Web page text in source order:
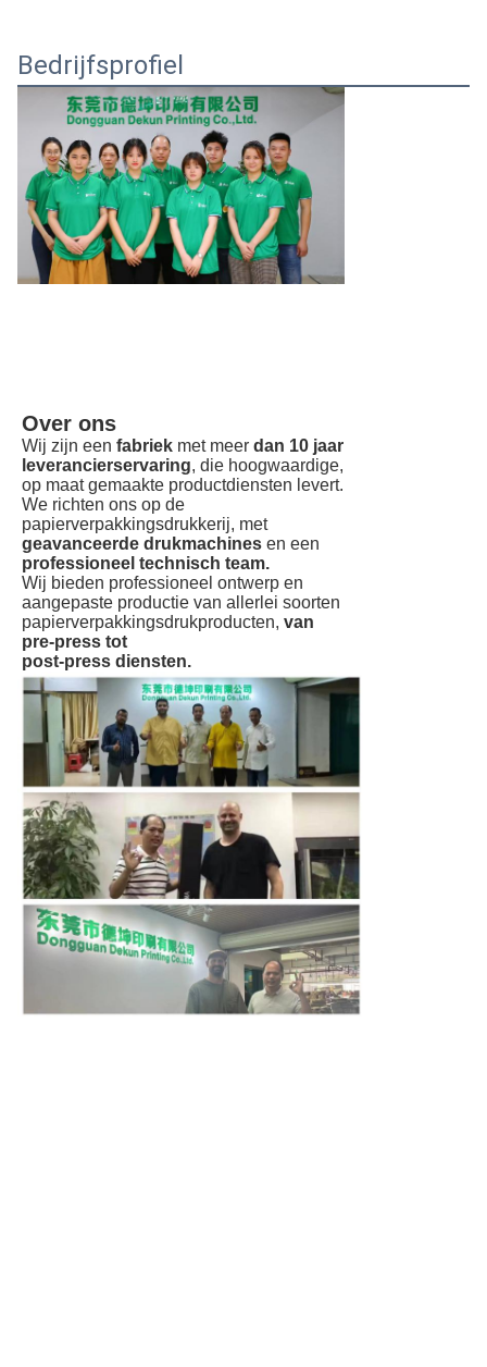
Bedrijfsprofiel
Over ons
Wij zijn een fabriek met meer dan 10 jaar
leverancierservaring, die hoogwaardige,
op maat gemaakte productdiensten levert.
We richten ons op de
papierverpakkingsdrukkerij, met
geavanceerde drukmachines en een
professioneel technisch team.
Wij bieden professioneel ontwerp en
aangepaste productie van allerlei soorten
papierverpakkingsdrukproducten, van
pre-press tot
post-press diensten.